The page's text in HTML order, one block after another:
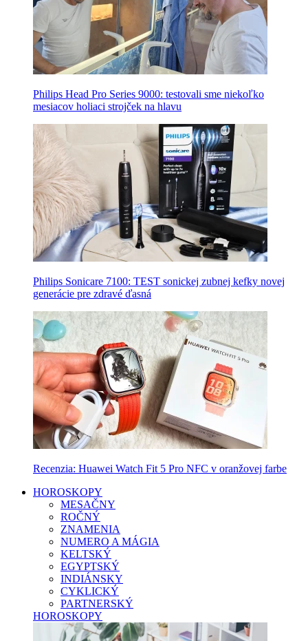
Philips Head Pro Series 9000: testovali sme niekoľko
mesiacov holiaci strojček na hlavu
Philips Sonicare 7100: TEST sonickej zubnej kefky novej
generácie pre zdravé ďasná
Recenzia: Huawei Watch Fit 5 Pro NFC v oranžovej farbe
HOROSKOPY
MESAČNY
ROČNÝ
ZNAMENIA
NUMERO A MÁGIA
KELTSKÝ
EGYPTSKÝ
INDIÁNSKY
CYKLICKÝ
PARTNERSKÝ
HOROSKOPY